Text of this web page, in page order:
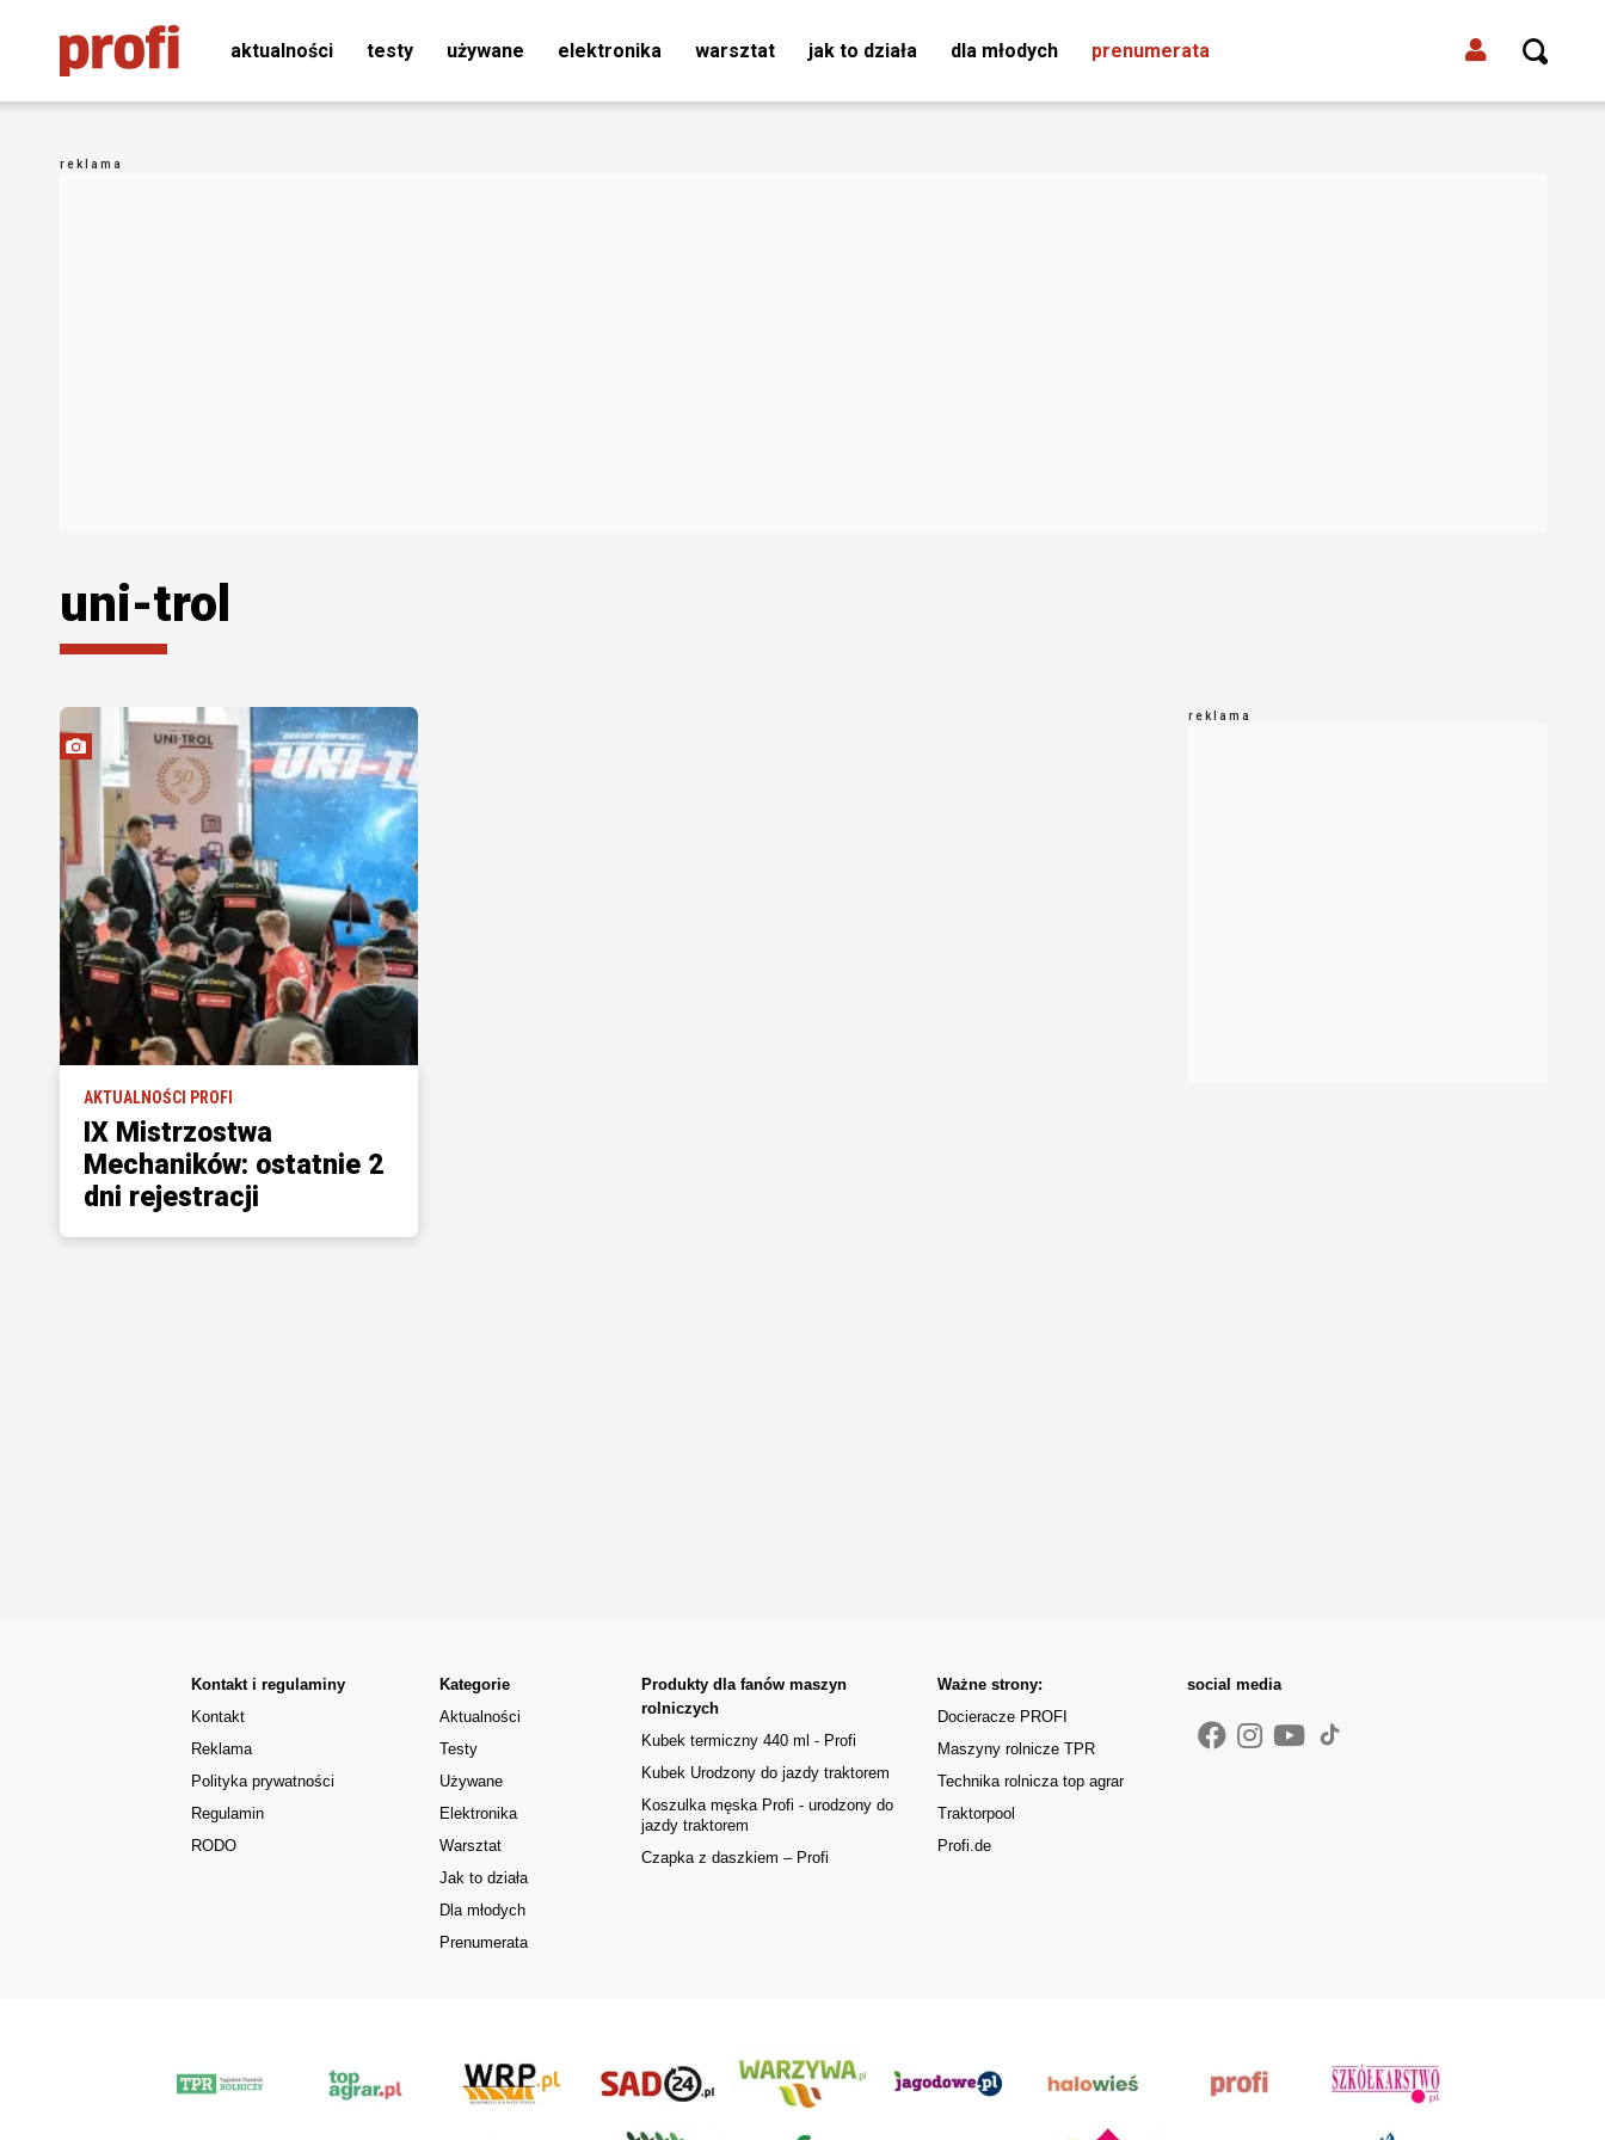
aktualności testy używane elektronika warsztat jak to działa dla młodych prenumerata
uni-trol
AKTUALNOŚCI PROFI
IX Mistrzostwa
Mechaników: ostatnie 2
dni rejestracji
Kontakt i regulaminy
Kontakt
Reklama
Polityka prywatności
Regulamin
RODO
Kategorie
Aktualności
Testy
Używane
Elektronika
Warsztat
Jak to działa
Dla młodych
Prenumerata
Produkty dla fanów maszyn
rolniczych
Kubek termiczny 440 ml - Profi
Kubek Urodzony do jazdy traktorem
Koszulka męska Profi - urodzony do
jazdy traktorem
Czapka z daszkiem – Profi
Ważne strony:
Docieracze PROFI
Maszyny rolnicze TPR
Technika rolnicza top agrar
Traktorpool
Profi.de
social media